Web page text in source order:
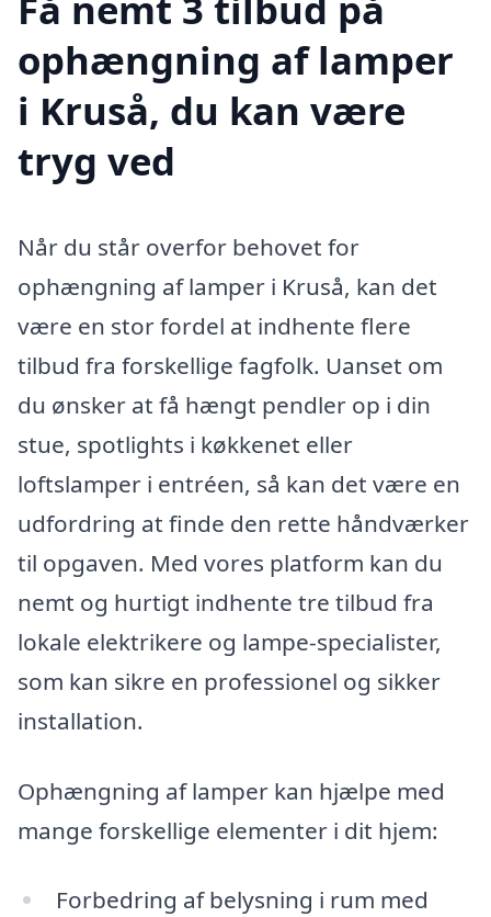
ophængning af lamper
i Kruså, du kan være
tryg ved
Når du står overfor behovet for
ophængning af lamper i Kruså, kan det
være en stor fordel at indhente flere
tilbud fra forskellige fagfolk. Uanset om
du ønsker at få hængt pendler op i din
stue, spotlights i køkkenet eller
loftslamper i entréen, så kan det være en
udfordring at finde den rette håndværker
til opgaven. Med vores platform kan du
nemt og hurtigt indhente tre tilbud fra
lokale elektrikere og lampe-specialister,
som kan sikre en professionel og sikker
installation.
Ophængning af lamper kan hjælpe med
mange forskellige elementer i dit hjem:
Forbedring af belysning i rum med